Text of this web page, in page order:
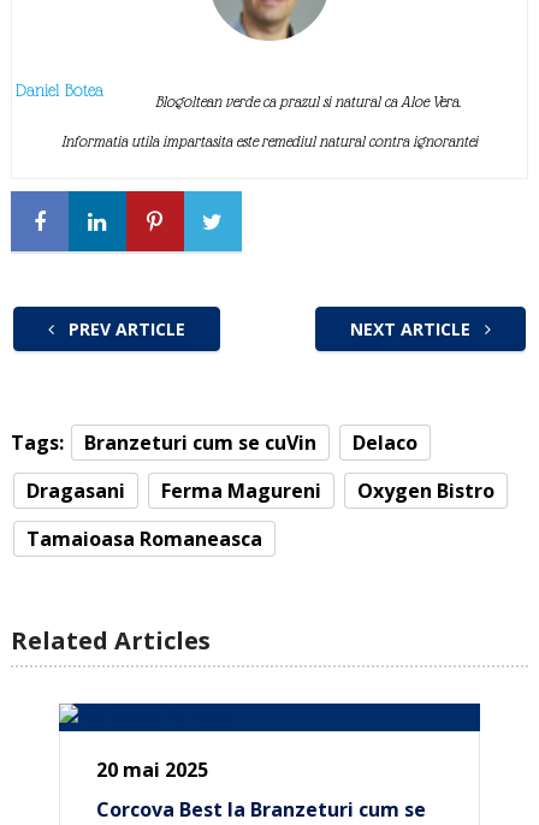
Daniel Botea
Blogoltean verde ca prazul si natural ca Aloe Vera.
Informatia utila impartasita este remediul natural contra ignorantei
PREV ARTICLE NEXT ARTICLE
Tags: Branzeturi cum se cuVin
Delaco
Dragasani
Ferma Magureni
Oxygen Bistro
Tamaioasa Romaneasca
Related Articles
20 mai 2025
Corcova Best la Branzeturi cum se